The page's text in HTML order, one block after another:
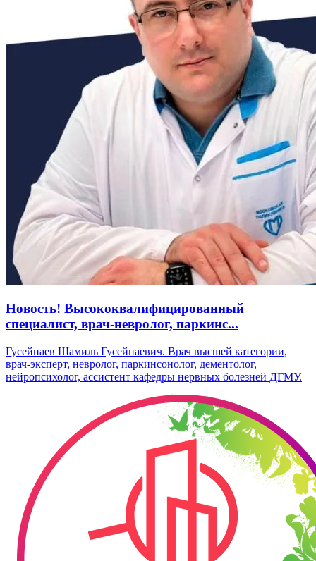
Новость! Высококвалифицированный
специалист, врач-невролог, паркинс...
Гусейнаев Шамиль Гусейнаевич. Врач высшей категории,
врач-эксперт, невролог, паркинсонолог, дементолог,
нейропсихолог, ассистент кафедры нервных болезней ДГМУ.